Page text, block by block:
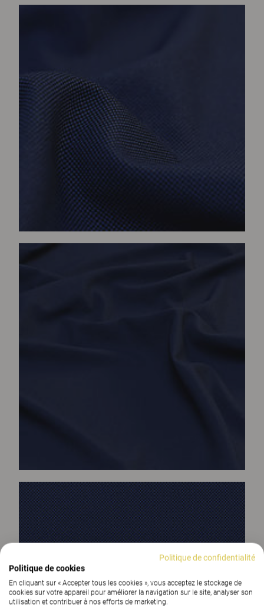
Politique de confidentialité
Politique de cookies
En cliquant sur « Accepter tous les cookies », vous acceptez le stockage de
cookies sur votre appareil pour améliorer la navigation sur le site, analyser son
utilisation et contribuer à nos efforts de marketing.